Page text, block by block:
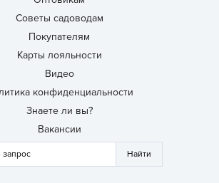
Советы садоводам
Покупателям
Карты лояльности
Видео
конфиденциальности
Знаете ли вы?
Вакансии